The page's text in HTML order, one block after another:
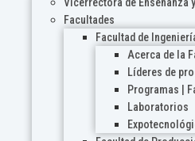
Facultades
Facultad de
Acerca de la
Líderes de
Programas |
Laboratorios